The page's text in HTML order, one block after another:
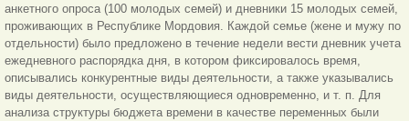
анкетного опроса (100 молодых семей) и дневники 15 молодых семей,
проживающих в Республике Мордовия. Каждой семье (жене и мужу по
отдельности) было предложено в течение недели вести дневник учета
ежедневного распорядка дня, в котором фиксировалось время,
описывались конкурентные виды деятельности, а также указывались
виды деятельности, осуществляющиеся одновременно, и т. п. Для
анализа структуры бюджета времени в качестве переменных были